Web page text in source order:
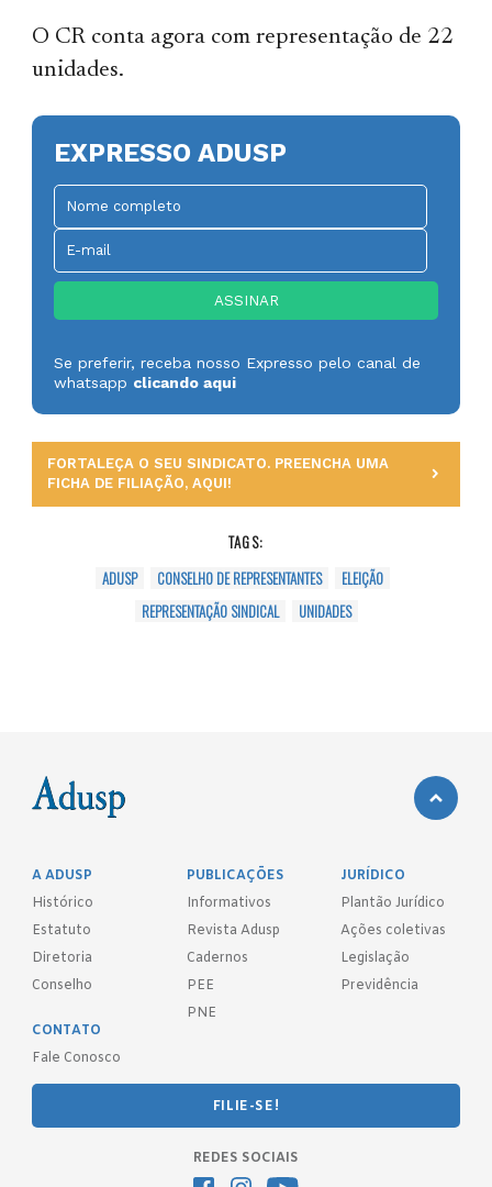
O CR conta agora com representação de 22
unidades.
EXPRESSO ADUSP
Se preferir, receba nosso Expresso pelo canal de
whatsapp clicando aqui
FORTALEÇA O SEU SINDICATO. PREENCHA UMA
FICHA DE FILIAÇÃO, AQUI!
TAGS:
ADUSP
CONSELHO DE REPRESENTANTES
ELEIÇÃO
REPRESENTAÇÃO SINDICAL
UNIDADES
A ADUSP
Histórico
Estatuto
Diretoria
Conselho
PUBLICAÇÕES
Informativos
Revista Adusp
Cadernos
PEE
PNE
JURÍDICO
Plantão Jurídico
Ações coletivas
Legislação
Previdência
CONTATO
Fale Conosco
FILIE-SE!
REDES SOCIAIS